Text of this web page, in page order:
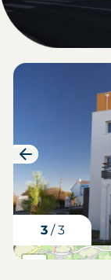
3/3
carte situation du bien